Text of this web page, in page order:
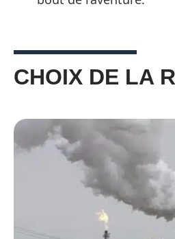
CHOIX DE LA